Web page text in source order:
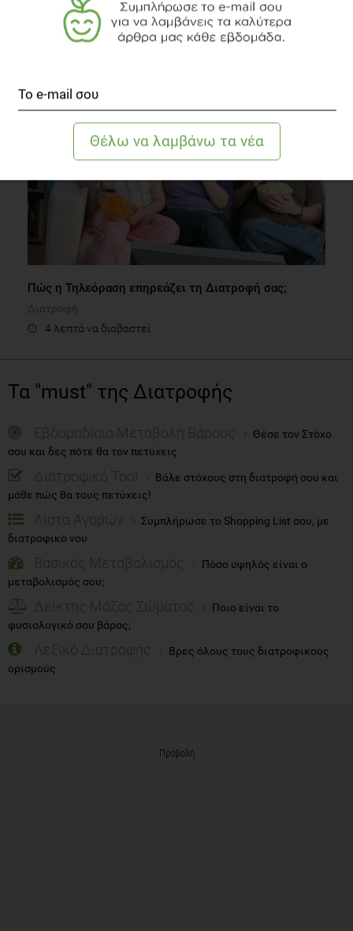
Μειώστε την αρτηριακή σας πίεση... φυσικά
Πώς η Τηλεόραση επηρεάζει τη Διατροφή σας;
Διατροφή
4 λεπτά να διαβαστεί
Τα "must" της Διατροφής
Εβδομαδίαια Μεταβολή Βάρους
Θέσε τον Στόχο
σου και δες πότε θα τον πετύχεις
Διατροφικό Tool
Βάλε στόχους στη διατροφή σου και
μάθε πώς θα τους πετύχεις!
Λίστα Αγορών
Συμπλήρωσε το Shopping List σου, με
διατροφικό νου
Βασικός Μεταβολισμός
Πόσο υψηλός είναι ο
μεταβολισμός σου;
Δείκτης Μάζας Σώματος
Ποιο είναι το
φυσιολογικό σου βάρος;
Λεξικό Διατροφής
Βρες όλους τους διατροφικούς
ορισμούς
Προβολή